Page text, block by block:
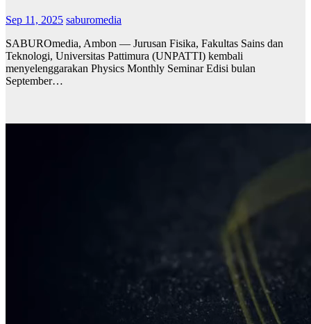
Sep 11, 2025 saburomedia
SABUROmedia, Ambon — Jurusan Fisika, Fakultas Sains dan
Teknologi, Universitas Pattimura (UNPATTI) kembali
menyelenggarakan Physics Monthly Seminar Edisi bulan
September…